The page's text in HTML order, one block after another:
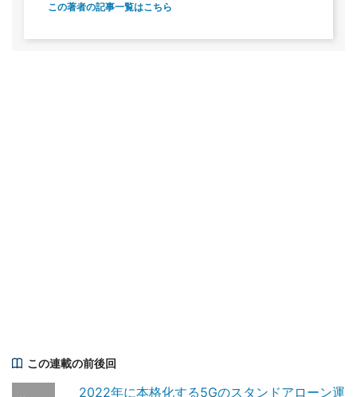
この著者の記事一覧はこちら
この連載の前後回
2022年に本格化する5Gのスタンドアローン運